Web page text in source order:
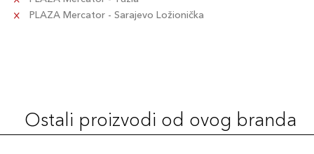
PLAZA Mercator - Sarajevo Ložionička
Ostali proizvodi od ovog branda